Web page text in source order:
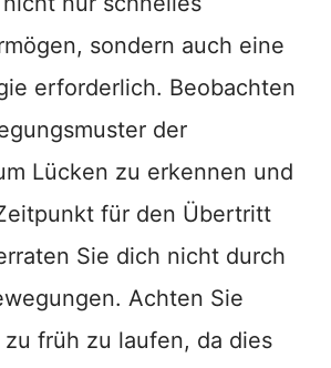
sondern auch eine
erforderlich. Beobachten
der
Lücken zu erkennen und
für den Übertritt
Sie dich nicht durch
Achten Sie
früh zu laufen, da dies